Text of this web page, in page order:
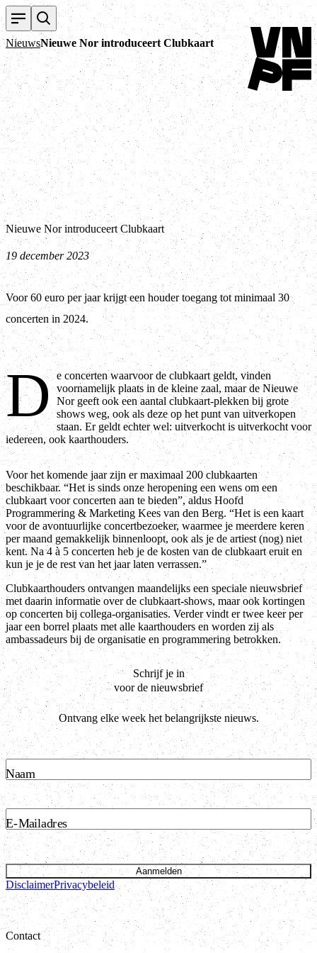
NieuwsNieuwe Nor introduceert Clubkaart
Terug naar
Nieuwe Nor introduceert Clubkaart
19 december 2023
Voor 60 euro per jaar krijgt een houder toegang tot minimaal 30
concerten in 2024.
D e concerten waarvoor de clubkaart geldt, vinden
voornamelijk plaats in de kleine zaal, maar de Nieuwe
Nor geeft ook een aantal clubkaart-plekken bij grote
shows weg, ook als deze op het punt van uitverkopen
staan. Er geldt echter wel: uitverkocht is uitverkocht voor
iedereen, ook kaarthouders.
Voor het komende jaar zijn er maximaal 200 clubkaarten
beschikbaar. “Het is sinds onze heropening een wens om een
clubkaart voor concerten aan te bieden”, aldus Hoofd
Programmering & Marketing Kees van den Berg. “Het is een kaart
voor de avontuurlijke concertbezoeker, waarmee je meerdere keren
per maand gemakkelijk binnenloopt, ook als je de artiest (nog) niet
kent. Na 4 à 5 concerten heb je de kosten van de clubkaart eruit en
kun je je de rest van het jaar laten verrassen.”
Clubkaarthouders ontvangen maandelijks een speciale nieuwsbrief
met daarin informatie over de clubkaart-shows, maar ook kortingen
op concerten bij collega-organisaties. Verder vindt er twee keer per
jaar een borrel plaats met alle kaarthouders en worden zij als
ambassadeurs bij de organisatie en programmering betrokken.
Schrijf je in
voor de nieuwsbrief
Ontvang elke week het belangrijkste nieuws.
Naam
E-Mailadres
Aanmelden
DisclaimerPrivacybeleid
Contact